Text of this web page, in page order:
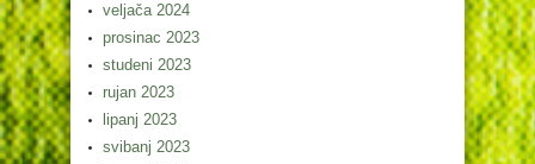
veljača 2024
prosinac 2023
studeni 2023
rujan 2023
lipanj 2023
svibanj 2023